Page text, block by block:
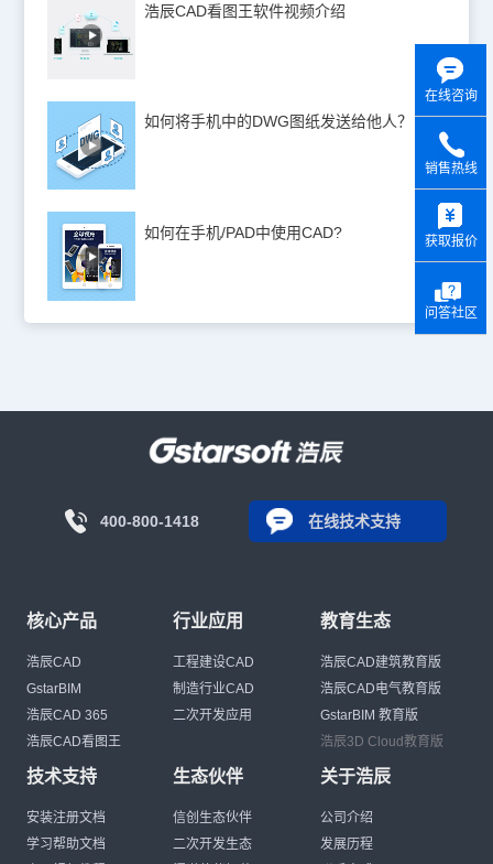
浩辰CAD看图王软件视频介绍
如何将手机中的DWG图纸发送给他人？
如何在手机/PAD中使用CAD?
400-800-1418 在线技术支持
核心产品
浩辰CAD
GstarBIM
浩辰CAD 365
浩辰CAD看图王
行业应用
工程建设CAD
制造行业CAD
二次开发应用
教育生态
浩辰CAD建筑教育版
浩辰CAD电气教育版
GstarBIM 教育版
浩辰3D Cloud教育版
技术支持
安装注册文档
学习帮助文档
生态伙伴
信创生态伙伴
二次开发生态
关于浩辰
公司介绍
发展历程
在线咨询
销售热线
获取报价
问答社区